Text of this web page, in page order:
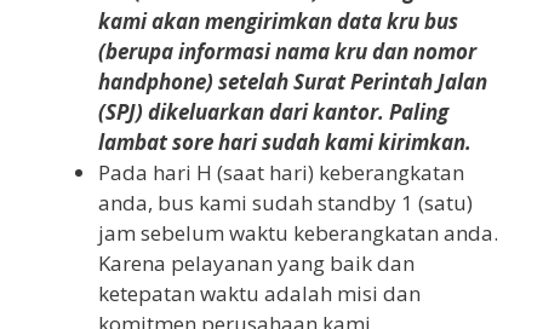
kami akan mengirimkan data kru bus
(berupa informasi nama kru dan nomor
handphone) setelah Surat Perintah Jalan
(SPJ) dikeluarkan dari kantor. Paling
lambat sore hari sudah kami kirimkan.
Pada hari H (saat hari) keberangkatan
anda, bus kami sudah standby 1 (satu)
jam sebelum waktu keberangkatan anda.
Karena pelayanan yang baik dan
ketepatan waktu adalah misi dan
komitmen perusahaan kami.